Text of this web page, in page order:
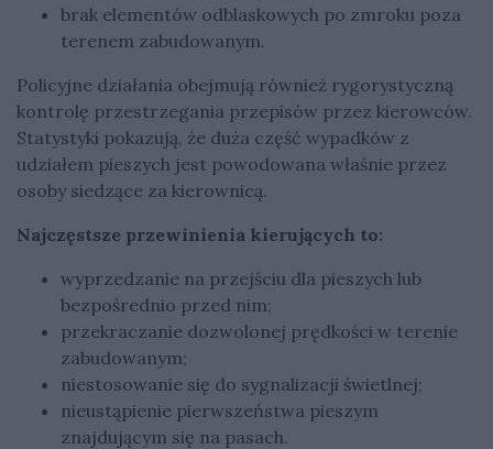
brak elementów odblaskowych po zmroku poza
terenem zabudowanym.
Policyjne działania obejmują również rygorystyczną
kontrolę przestrzegania przepisów przez kierowców.
Statystyki pokazują, że duża część wypadków z
udziałem pieszych jest powodowana właśnie przez
osoby siedzące za kierownicą.
Najczęstsze przewinienia kierujących to:
wyprzedzanie na przejściu dla pieszych lub
bezpośrednio przed nim;
przekraczanie dozwolonej prędkości w terenie
zabudowanym;
niestosowanie się do sygnalizacji świetlnej;
nieustąpienie pierwszeństwa pieszym
znajdującym się na pasach.